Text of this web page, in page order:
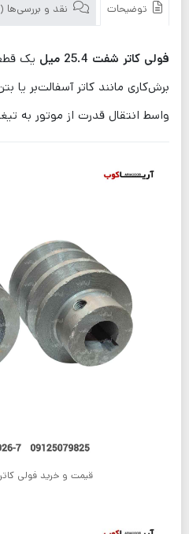
توضیحات نقد و بررسی‌ها (0)
فولی کاتر شفت 25.4 میل
یک
برش‌کاری مانند کاتر آسفالت‌بر یا
واسط انتقال قدرت از موتور به
قیمت و خرید فولی کاتر